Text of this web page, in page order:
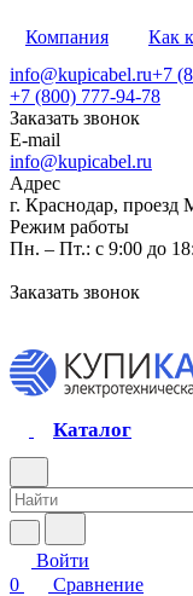
Компания Как
info@kupicabel.ru+7
+7 (800) 777-94-78
Заказать звонок
E-mail
info@kupicabel.ru
Адрес
г. Краснодар, проезд
Режим работы
Пн. – Пт.: с 9:00 до
Заказать звонок
Каталог
Войти
0
Сравнение